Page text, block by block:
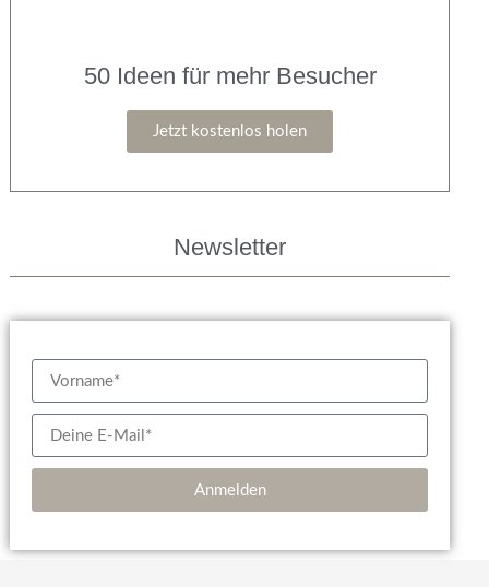
50 Ideen für mehr Besucher
Jetzt kostenlos holen
Newsletter
Anmelden